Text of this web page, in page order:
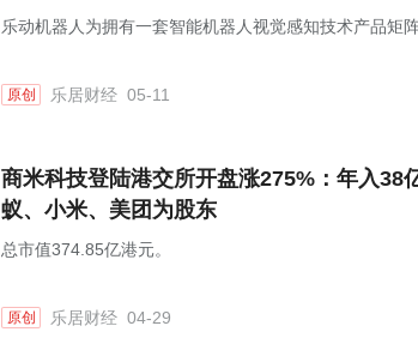
乐动机器人为拥有一套智能机器人视觉感知技术产品矩
原创 乐居财经 05-11
商米科技登陆港交所开盘涨275%：年入38
蚁、小米、美团为股东
总市值374.85亿港元。
原创 乐居财经 04-29